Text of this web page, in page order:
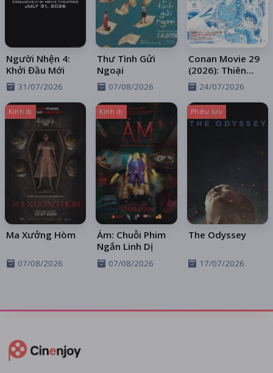
Người Nhện 4:
Khởi Đầu Mới
31/07/2026
Thư Tình Gửi
Ngoại
07/08/2026
Conan Movie 29
(2026): Thiên
Thần Sa Ngã
Trên Xa Lộ
24/07/2026
Kinh dị
Ma Xưởng Hòm
07/08/2026
Kinh dị
Ám: Chuỗi Phim
Ngắn Linh Dị
07/08/2026
Phiêu lưu
The Odyssey
17/07/2026